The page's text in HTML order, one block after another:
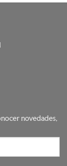
novedades,